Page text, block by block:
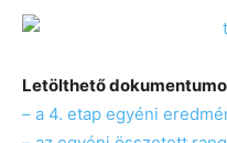
Letölthető
– a 4. etap egyéni